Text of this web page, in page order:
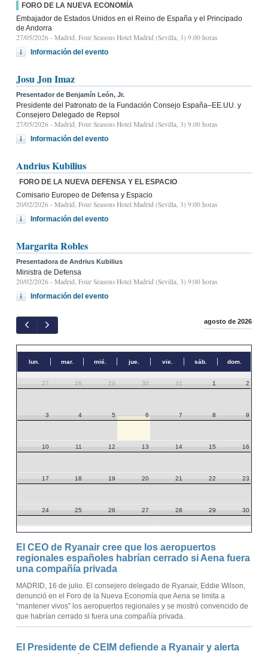
FORO DE LA NUEVA ECONOMÍA
Embajador de Estados Unidos en el Reino de España y el Principado
de Andorra
27/05/2026 - Madrid, Four Seasons Hotel Madrid (Sevilla, 3) 9.00 horas
Información del evento
Josu Jon Imaz
Presentador de Benjamín León, Jr.
Presidente del Patronato de la Fundación Consejo España–EE.UU. y
Consejero Delegado de Repsol
27/05/2026 - Madrid, Four Seasons Hotel Madrid (Sevilla, 3) 9.00 horas
Información del evento
Andrius Kubilius
FORO DE LA NUEVA DEFENSA Y EL ESPACIO
Comisario Europeo de Defensa y Espacio
20/02/2026 - Madrid, Four Seasons Hotel Madrid (Sevilla, 3) 9:00 horas
Información del evento
Margarita Robles
Presentadora de Andrius Kubilius
Ministra de Defensa
20/02/2026 - Madrid, Four Seasons Hotel Madrid (Sevilla, 3) 9:00 horas
Información del evento
agosto de 2026
lun. mar. mié. jue. vie. sáb. dom.
27 28 29 30 31 1 2
3 4 5 6 7 8 9
10 11 12 13 14 15 16
17 18 19 20 21 22 23
24 25 26 27 28 29 30
El CEO de Ryanair cree que los aeropuertos
regionales españoles habrían cerrado si Aena fuera
una compañía privada
MADRID, 16 de julio. El consejero delegado de Ryanair, Eddie Wilson,
denunció en el Foro de la Nueva Economía que Aena se limita a
“mantener vivos” los aeropuertos regionales y se mostró convencido de
que habrían cerrado si fuera una compañía privada.
El Presidente de CEIM defiende a Ryanair y alerta